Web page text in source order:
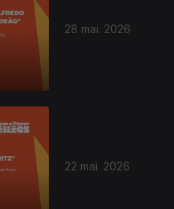
28 mai. 2026
22 mai. 2026